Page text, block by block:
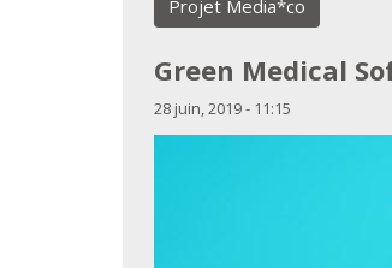
Projet Media*co
Green Medical
28 juin, 2019 - 11:15